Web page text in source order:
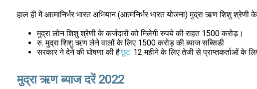
हाल ही में आत्मानिर्भर भारत अभियान (आत्मनिर्भर भारत योजना) मुद्रा ऋण शिशु
मुद्रा लोन शिशु श्रेणी के कर्जदारों को मिलेगी रुपये की राहत 1500 करोड़।
रु. मुद्रा शिशु ऋण लेने वालों के लिए 1500 करोड़ की ब्याज सब्सिडी
सरकार ने देने की घोषणा की हैछूट 12 महीने के लिए तेजी से प्राप्तकर्ताओं के
मुद्रा ऋण ब्याज दरें 2022